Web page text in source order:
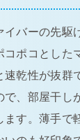
イバーの先駆
コポコとした
速乾性が抜群
で、部屋干し
ます。薄手で